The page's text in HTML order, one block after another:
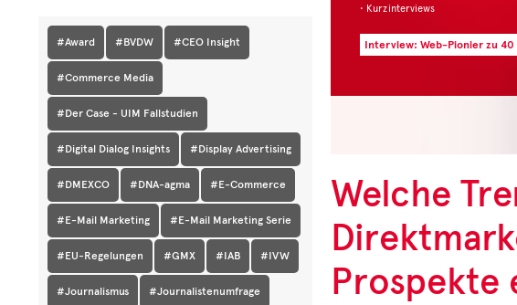
#Award #BVDW #CEO Insight
#Commerce Media
#Der Case - UIM Fallstudien
#Digital Dialog Insights #Display Advertising
#DMEXCO #DNA-agma #E-Commerce
#E-Mail Marketing #E-Mail Marketing Serie
#EU-Regelungen #GMX #IAB #IVW
#Journalismus #Journalistenumfrage
• Kurzinterviews
Interview: Web-Pionier zu 40
Welche
Prospekte